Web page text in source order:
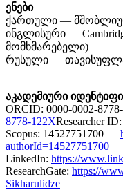
ენები
ქართული —
ინგლისური —
მომხმარებელი)
რუსული —
აკადემიური
ORCID: 0000-0002-
8778-122XResearcher
Scopus: 14527751700 —
authorId=14527751700
LinkedIn: https://
ResearchGate: https://
Sikharulidze